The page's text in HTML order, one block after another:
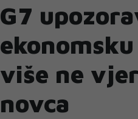
G7
više ne
novca